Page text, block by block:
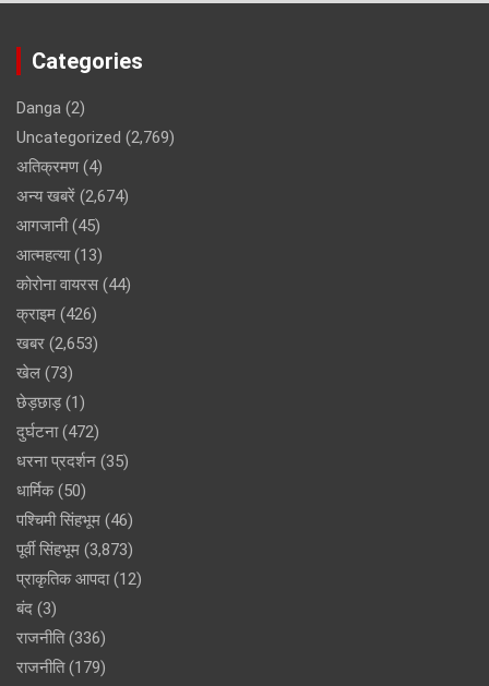
Categories
Danga (2)
Uncategorized (2,769)
अतिक्रमण(4)
अन्य खबरें (2,674)
आगजानी(45)
आत्महत्या(13)
कोरोना वायरस (44)
क्राइम (426)
खबर (2,653)
खेल (73)
छेड़छाड़(1)
दुर्घटना(472)
धरना प्रदर्शन (35)
धार्मिक(50)
पश्चिमी सिंहभूम (46)
पूर्वी सिंहभूम (3,873)
प्राकृतिक आपदा(12)
बंद (3)
राजनीति(336)
राजनीति(179)